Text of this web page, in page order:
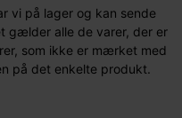
vi på lager og kan sende
gælder alle de varer, der er
som ikke er mærket med
på det enkelte produkt.